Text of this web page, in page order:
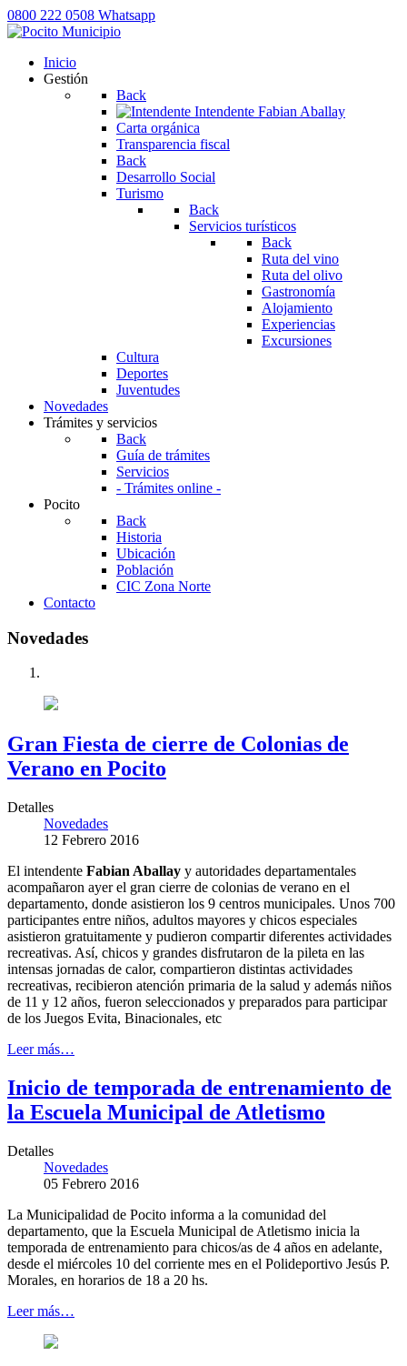
0800 222 0508 Whatsapp
Inicio
Gestión
Back
Intendente Fabian Aballay
Carta orgánica
Transparencia fiscal
Back
Desarrollo Social
Turismo
Back
Servicios turísticos
Back
Ruta del vino
Ruta del olivo
Gastronomía
Alojamiento
Experiencias
Excursiones
Cultura
Deportes
Juventudes
Novedades
Trámites y servicios
Back
Guía de trámites
Servicios
- Trámites online -
Pocito
Back
Historia
Ubicación
Población
CIC Zona Norte
Contacto
Novedades
Gran Fiesta de cierre de Colonias de
Verano en Pocito
Detalles
Novedades
12 Febrero 2016
El intendente Fabian Aballay y autoridades departamentales
acompañaron ayer el gran cierre de colonias de verano en el
departamento, donde asistieron los 9 centros municipales. Unos 700
participantes entre niños, adultos mayores y chicos especiales
asistieron gratuitamente y pudieron compartir diferentes actividades
recreativas. Así, chicos y grandes disfrutaron de la pileta en las
intensas jornadas de calor, compartieron distintas actividades
recreativas, recibieron atención primaria de la salud y además niños
de 11 y 12 años, fueron seleccionados y preparados para participar
de los Juegos Evita, Binacionales, etc
Leer más…
Inicio de temporada de entrenamiento de
la Escuela Municipal de Atletismo
Detalles
Novedades
05 Febrero 2016
La Municipalidad de Pocito informa a la comunidad del
departamento, que la Escuela Municipal de Atletismo inicia la
temporada de entrenamiento para chicos/as de 4 años en adelante,
desde el miércoles 10 del corriente mes en el Polideportivo Jesús P.
Morales, en horarios de 18 a 20 hs.
Leer más…